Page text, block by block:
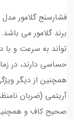
تواند به سرعت و با
حساسی دارند، در
همچنین از دیگر
آریتمی (ضربان
صحیح کاف و